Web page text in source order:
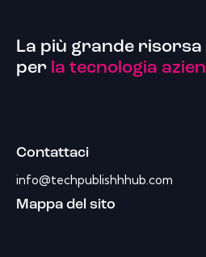
La più grande
per la tecnologia
Contattaci
info@techpublishhhub.com
Mappa del sito